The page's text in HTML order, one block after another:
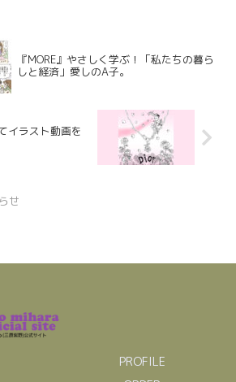
『MORE』やさしく学ぶ！「私たちの暮ら
しと経済」愛しのA子。
イラスト動画を
せ
PROFILE